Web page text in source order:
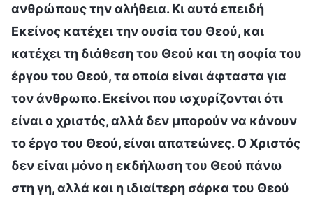
ανθρώπους την αλήθεια. Κι αυτό επειδή
Εκείνος κατέχει την ουσία του Θεού, και
κατέχει τη διάθεση του Θεού και τη σοφία του
έργου του Θεού, τα οποία είναι άφταστα για
τον άνθρωπο. Εκείνοι που ισχυρίζονται ότι
είναι ο χριστός, αλλά δεν μπορούν να κάνουν
το έργο του Θεού, είναι απατεώνες. Ο Χριστός
δεν είναι μόνο η εκδήλωση του Θεού πάνω
στη γη, αλλά και η ιδιαίτερη σάρκα του Θεού